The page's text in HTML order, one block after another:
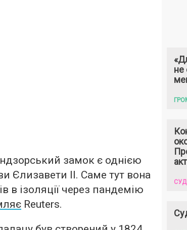
замок є однією
Єлизавети II. Саме тут вона
в ізоляції через пандемію
Reuters.
не
СУД